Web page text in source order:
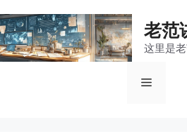
老范
这里是
菜